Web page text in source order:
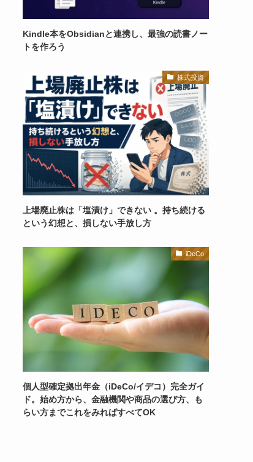
Kindle本をObsidianと連携し、最強の読書ノー
トを作ろう
株式投資
上場廃止株は「塩漬け」できない 。持ち続ける
という幻想と、損しない手放し方
iDeCo
個人型確定拠出年金（iDeCo/イデコ）完全ガイ
ド。始め方から、金融機関や商品の選び方、も
らい方までこれをみればすべてOK